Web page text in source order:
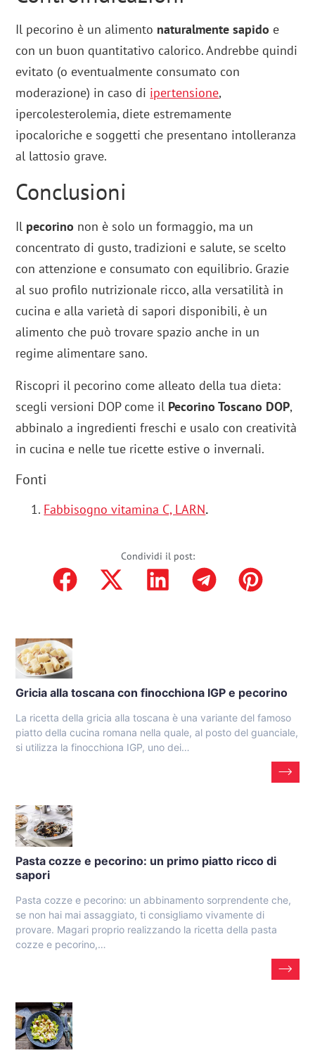
Il pecorino è un alimento naturalmente sapido e
con un buon quantitativo calorico. Andrebbe quindi
evitato (o eventualmente consumato con
moderazione) in caso di ipertensione,
ipercolesterolemia, diete estremamente
ipocaloriche e soggetti che presentano intolleranza
al lattosio grave.
Conclusioni
Il pecorino non è solo un formaggio, ma un
concentrato di gusto, tradizioni e salute, se scelto
con attenzione e consumato con equilibrio. Grazie
al suo profilo nutrizionale ricco, alla versatilità in
cucina e alla varietà di sapori disponibili, è un
alimento che può trovare spazio anche in un
regime alimentare sano.
Riscopri il pecorino come alleato della tua dieta:
scegli versioni DOP come il Pecorino Toscano DOP,
abbinalo a ingredienti freschi e usalo con creatività
in cucina e nelle tue ricette estive o invernali.
Fonti
Fabbisogno vitamina C, LARN.
Condividi il post:
Gricia alla toscana con finocchiona IGP e pecorino
La ricetta della gricia alla toscana è una variante del famoso
piatto della cucina romana nella quale, al posto del guanciale,
si utilizza la finocchiona IGP, uno dei…
Pasta cozze e pecorino: un primo piatto ricco di
sapori
Pasta cozze e pecorino: un abbinamento sorprendente che,
se non hai mai assaggiato, ti consigliamo vivamente di
provare. Magari proprio realizzando la ricetta della pasta
cozze e pecorino,…